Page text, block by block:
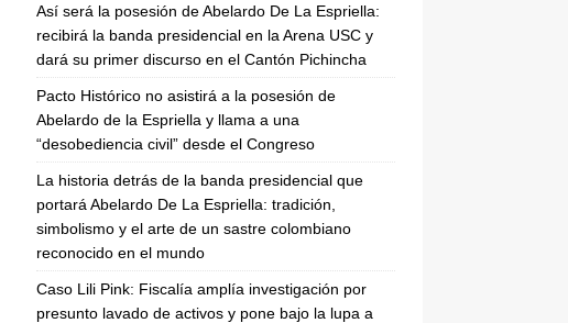
Así será la posesión de Abelardo De La Espriella:
recibirá la banda presidencial en la Arena USC y
dará su primer discurso en el Cantón Pichincha
Pacto Histórico no asistirá a la posesión de
Abelardo de la Espriella y llama a una
“desobediencia civil” desde el Congreso
La historia detrás de la banda presidencial que
portará Abelardo De La Espriella: tradición,
simbolismo y el arte de un sastre colombiano
reconocido en el mundo
Caso Lili Pink: Fiscalía amplía investigación por
presunto lavado de activos y pone bajo la lupa a